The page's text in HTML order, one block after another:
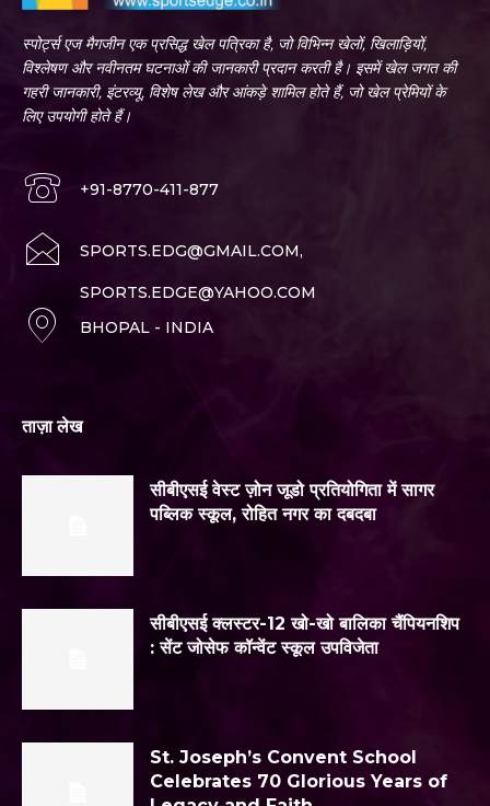
स्पोर्ट्स एज मैगजीन एक प्रसिद्ध खेल पत्रिका है, जो विभिन्न खेलों, खिलाड़ियों,
विश्लेषण और नवीनतम घटनाओं की जानकारी प्रदान करती है। इसमें खेल जगत की
गहरी जानकारी, इंटरव्यू, विशेष लेख और आंकड़े शामिल होते हैं, जो खेल प्रेमियों के
लिए उपयोगी होते हैं।
+91-8770-411-877
SPORTS.EDG@GMAIL.COM,
SPORTS.EDGE@YAHOO.COM
BHOPAL - INDIA
ताज़ा लेख
सीबीएसई वेस्ट ज़ोन जूडो प्रतियोगिता में सागर
पब्लिक स्कूल, रोहित नगर का दबदबा
सीबीएसई क्लस्टर-12 खो-खो बालिका चैंपियनशिप
: सेंट जोसेफ कॉन्वेंट स्कूल उपविजेता
St. Joseph’s Convent School
Celebrates 70 Glorious Years of